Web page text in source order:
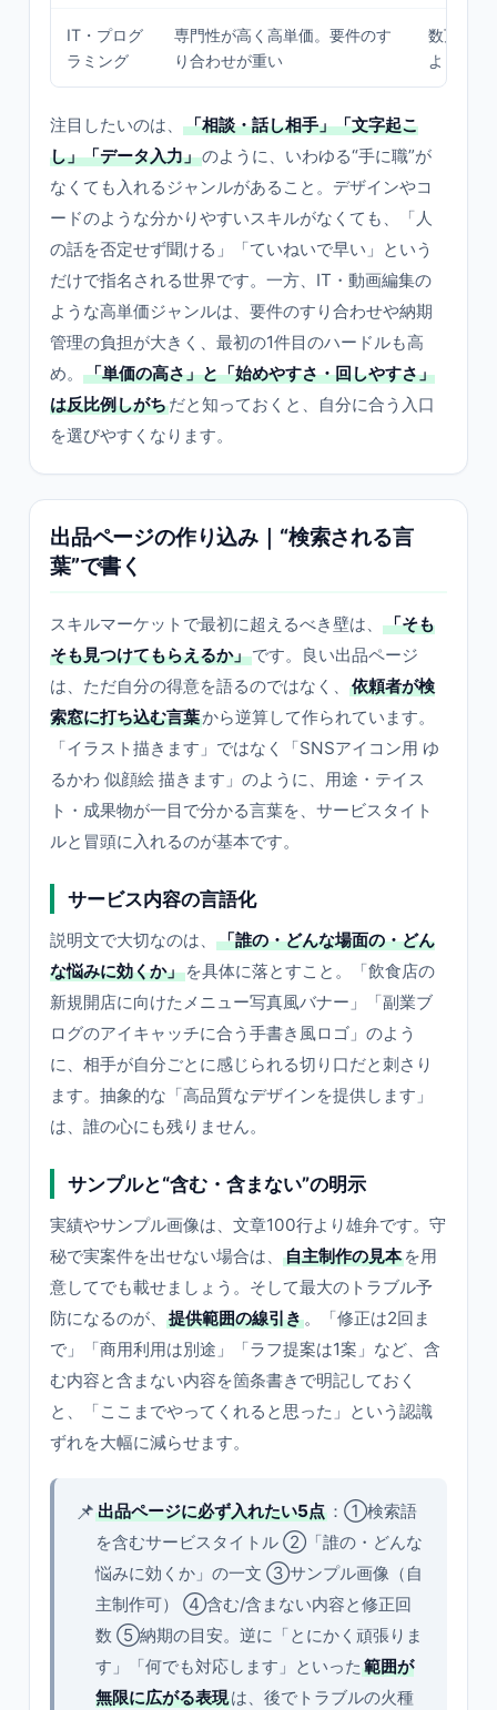
IT・プログ
ラミング
専門性が高く高単価。要件のす
り合わせが重い
数万円〜
より保守
注目したいのは、
「相談・話し相手」「文字起こ
し」「データ入力」のように、いわゆる“手に職”が
なくても入れるジャンルがあること。デザインやコ
ードのような分かりやすいスキルがなくても、「人
の話を否定せず聞ける」「ていねいで早い」という
だけで指名される世界です。一方、IT・動画編集の
ような高単価ジャンルは、要件のすり合わせや納期
管理の負担が大きく、最初の1件目のハードルも高
め。
「単価の高さ」と「始めやすさ・回しやすさ」
は反比例しがちだと知っておくと、自分に合う入口
を選びやすくなります。
出品ページの作り込み｜“検索される言
葉”で書く
スキルマーケットで最初に超えるべき壁は、
「そも
そも見つけてもらえるか」です。良い出品ページ
は、ただ自分の得意を語るのではなく、
依頼者が検
索窓に打ち込む言葉から逆算して作られています。
「イラスト描きます」ではなく「SNSアイコン用 ゆ
るかわ 似顔絵 描きます」のように、用途・テイス
ト・成果物が一目で分かる言葉を、サービスタイト
ルと冒頭に入れるのが基本です。
サービス内容の言語化
説明文で大切なのは、
「誰の・どんな場面の・どん
な悩みに効くか」 を具体に落とすこと。「飲食店の
新規開店に向けたメニュー写真風バナー」「副業ブ
ログのアイキャッチに合う手書き風ロゴ」のよう
に、相手が自分ごとに感じられる切り口だと刺さり
ます。抽象的な「高品質なデザインを提供します」
は、誰の心にも残りません。
サンプルと“含む・含まない”の明示
実績やサンプル画像は、文章100行より雄弁です。守
秘で実案件を出せない場合は、
自主制作の見本 を用
意してでも載せましょう。そして最大のトラブル予
防になるのが、
提供範囲の線引き。「修正は2回ま
で」「商用利用は別途」「ラフ提案は1案」など、含
む内容と含まない内容を箇条書きで明記しておく
と、「ここまでやってくれると思った」という認識
ずれを大幅に減らせます。
📌 出品ページに必ず入れたい5点 ：①検索語
を含むサービスタイトル ②「誰の・どんな
悩みに効くか」の一文 ③サンプル画像（自
主制作可） ④含む/含まない内容と修正回
数 ⑤納期の目安。逆に「とにかく頑張りま
す」「何でも対応します」といった 範囲が
無限に広がる表現は、後でトラブルの火種